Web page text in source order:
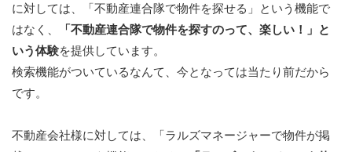
に対しては、「不動産連合隊で物件を探せる」という機能で
はなく、
「不動産連合隊で物件を探すのって、楽しい！」と
いう体験を提供しています。
検索機能がついているなんて、今となっては当たり前だから
です。
不動産会社様に対しては、「ラルズマネージャーで物件が掲